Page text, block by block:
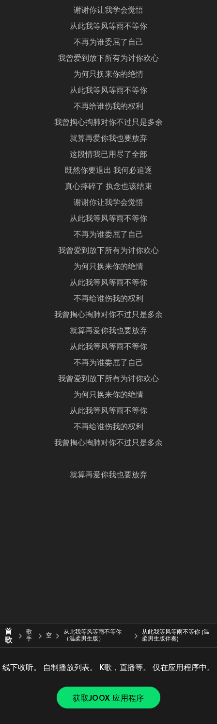
谢谢你让我学会觉悟
从此我等风等雨不等你
不再为谁委屈了自己
我曾爱到放下所有为讨你欢心
为何只换来你的绝情
从此我等风等雨不等你
不再给谁伤我的权利
我曾掏心掏肺对你不过只是多余
就算再爱你我也要放弃
这段情我已用尽了全部
既然你要退出 我何必追逐
真心摔碎了 执念也该结束
谢谢你让我学会觉悟
从此我等风等雨不等你
不再为谁委屈了自己
我曾爱到放下所有为讨你欢心
为何只换来你的绝情
从此我等风等雨不等你
不再给谁伤我的权利
我曾掏心掏肺对你不过只是多余
就算再爱你我也要放弃
从此我等风等雨不等你
不再为谁委屈了自己
我曾爱到放下所有为讨你欢心
为何只换来你的绝情
从此我等风等雨不等你
不再给谁伤我的权利
我曾掏心掏肺对你不过只是多余
就算再爱你我也要放弃
首
歌
歌
手
空
从此我等风等雨不等你
（温柔男生版）
从此我等风等雨不等你 (温
柔男生版伴奏)
线下收听。 自制播放列表。 K歌，直播等。 仅在应用程序中。
获取JOOX 应用程序